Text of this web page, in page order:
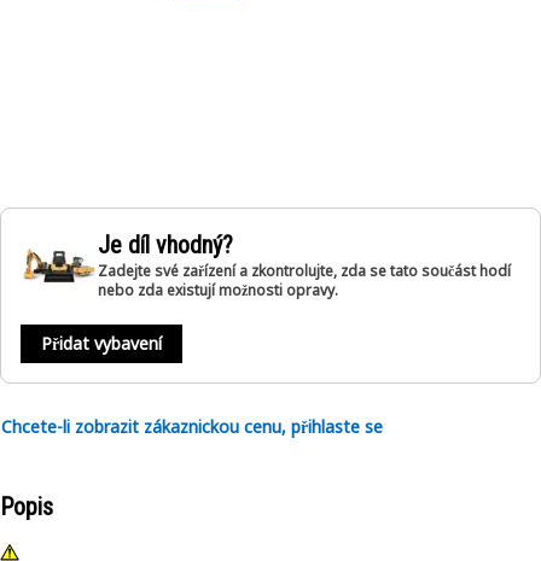
Je díl vhodný?
Zadejte své zařízení a zkontrolujte, zda se tato součást hodí
nebo zda existují možnosti opravy.
Přidat vybavení
Chcete-li zobrazit zákaznickou cenu, přihlaste se
Popis